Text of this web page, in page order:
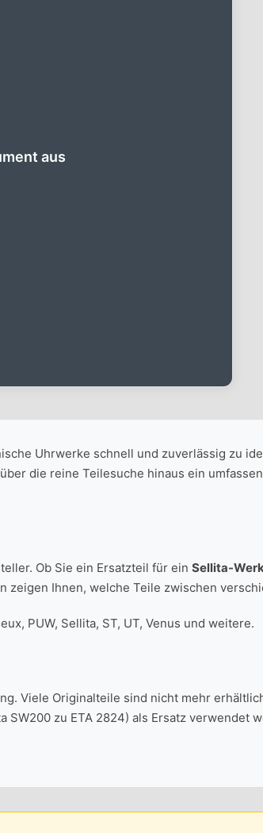
aus
Uhrwerke schnell und zuverlässig zu
die reine Teilesuche hinaus ein
Ob Sie ein Ersatzteil für ein Sellita-
zeigen Ihnen, welche Teile zwischen
PUW, Sellita, ST, UT, Venus und weitere.
Viele Originalteile sind nicht mehr
zu ETA 2824) als Ersatz verwendet